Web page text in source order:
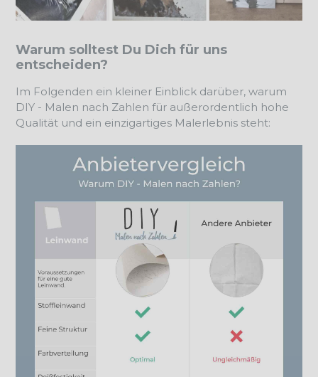
Warum solltest Du Dich für uns
entscheiden?
Im Folgenden ein kleiner Einblick darüber, warum
DIY - Malen nach Zahlen für außerordentlich hohe
Qualität und ein einzigartiges Malerlebnis steht: